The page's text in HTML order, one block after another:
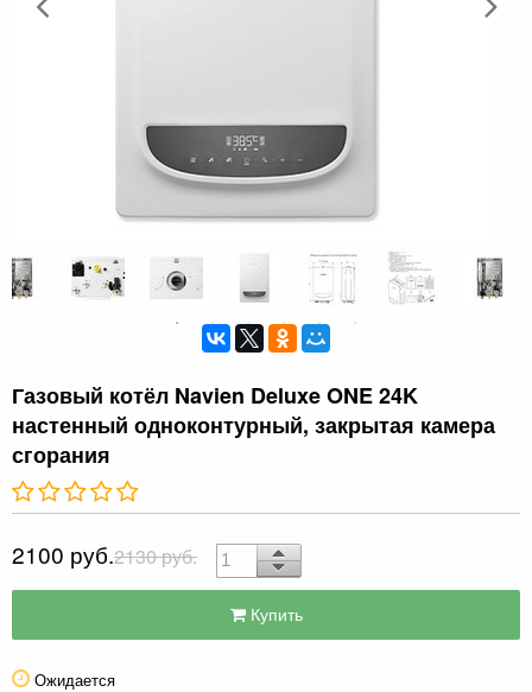
Газовый котёл Navien Deluxe ONE 24K
настенный одноконтурный, закрытая камера
сгорания
2100 руб.2130 руб.
Купить
Ожидается